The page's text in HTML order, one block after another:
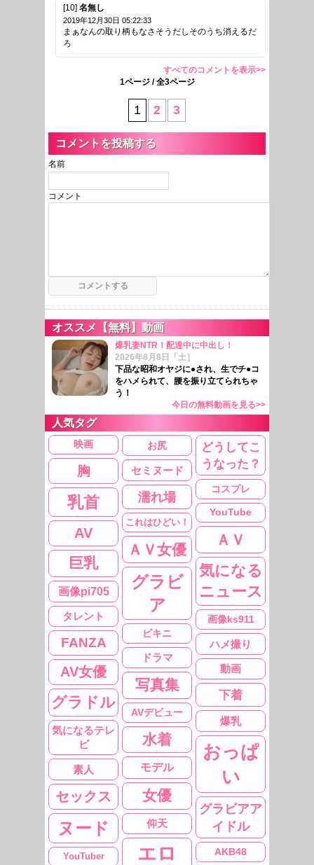
[10] 名無し
2019年12月30日 05:22:33
まぁなんの取り柄もなさそうだしそのうち消えるだ
ろ
すべてのコメントを表示>>
1ページ / 全3ページ
1 2 3
コメントを投稿する
名前
コメント
オススメ【無料】動画
爆乳妻NTR！配達中に中出し！
2026年8月8日「土］
下品な昭和オヤジに●され、生でチ●コ
をハメられて、腰を振り立てられちゃ
う！
今日の無料動画を見る>>
人気タグ
映画 お尻
どうしてこ
うなった？
胸 セミヌード
コスプレ
濡れ場
乳首
YouTube
これはひどい！
AV ＡＶ
ＡＶ女優
巨乳
気になる
ニュース
グラビ
ア
画像pi705
タレント
画像ks911
ビキニ
FANZA
ハメ撮り
ドラマ
動画
AV女優
写真集
下着
グラドル
AVデビュー
爆乳
気になるテレ
ビ
水着
おっぱ
い
モデル
素人
女優
セックス
グラビアア
イドル
ヌード 仰天
エロ AKB48
YouTuber